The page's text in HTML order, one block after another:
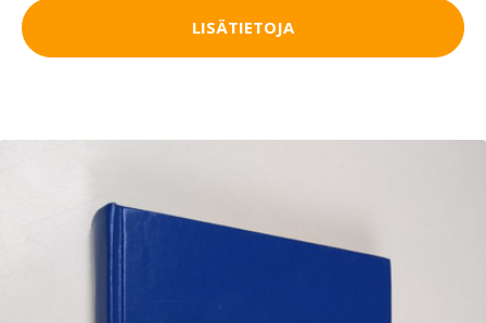
LISÄTIETOJA